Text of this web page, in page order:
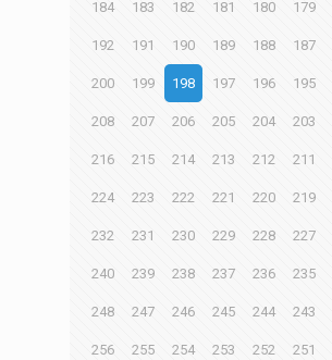
179
180
181
182
183
184
187
188
189
190
191
192
195
196
197
198
199
200
203
204
205
206
207
208
211
212
213
214
215
216
219
220
221
222
223
224
227
228
229
230
231
232
235
236
237
238
239
240
243
244
245
246
247
248
251
252
253
254
255
256